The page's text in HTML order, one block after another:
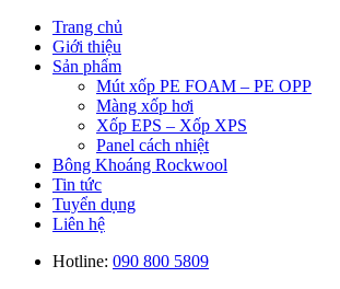
Trang chủ
Giới thiệu
Sản phẩm
Mút xốp PE FOAM – PE OPP
Màng xốp hơi
Xốp EPS – Xốp XPS
Panel cách nhiệt
Bông Khoáng Rockwool
Tin tức
Tuyển dụng
Liên hệ
Hotline: 090 800 5809